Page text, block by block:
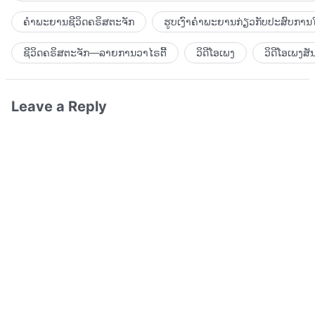
ຄຳພະຍານຊີວິດຄຣິສຕະຈັກ ຮູບເງົາຄຳພະຍານກ່ຽວກັບປະສົບກາ
ຊີວິດຄຣິສຕະຈັກ—ລາຍການວາໄຣຕີ້ ວິດີໂອເພງ ວິດີໂອເພງສັ
Leave a Reply